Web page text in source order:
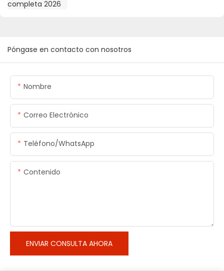
Póngase en contacto con nosotros
Nombre
Correo Electrónico
Teléfono/WhatsApp
Contenido
ENVIAR CONSULTA AHORA